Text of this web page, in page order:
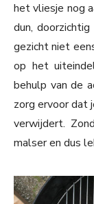
het vliesje nog
dun,
gezicht niet
op het
behulp van de
zorg ervoor dat
verwijdert.
malser en dus